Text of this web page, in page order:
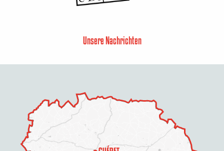
Unsere Nachrichten